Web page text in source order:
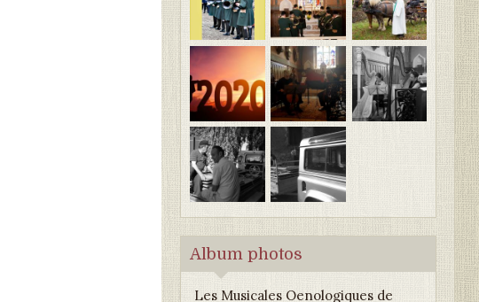
Album photos
Les Musicales Oenologiques de